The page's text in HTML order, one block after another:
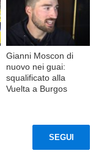
Gianni Moscon di
nuovo nei guai:
squalificato alla
Vuelta a Burgos
SEGUI